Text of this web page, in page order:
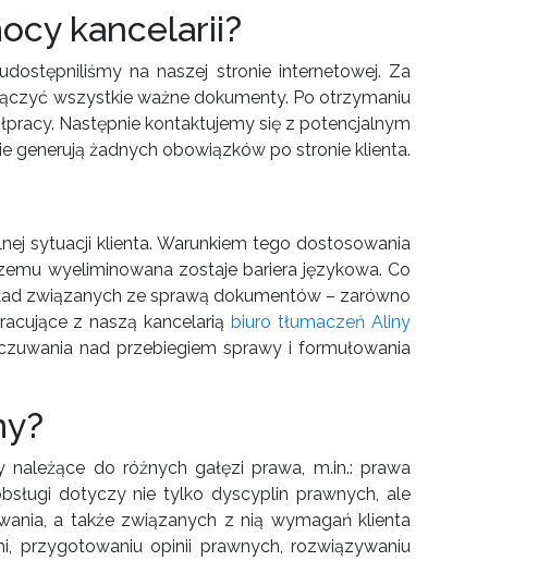
kancelarii?
na naszej stronie internetowej. Za
wszystkie ważne dokumenty. Po otrzymaniu
Następnie kontaktujemy się z potencjalnym
generują żadnych obowiązków po stronie klienta.
sytuacji klienta. Warunkiem tego dostosowania
wyeliminowana zostaje bariera językowa. Co
związanych ze sprawą dokumentów – zarówno
z naszą kancelariąbiuro tłumaczeń Aliny
nad przebiegiem sprawy i formułowania
do różnych gałęzi prawa, m.in.: prawa
dotyczy nie tylko dyscyplin prawnych, ale
a także związanych z nią wymagań klienta
przygotowaniu opinii prawnych, rozwiązywaniu